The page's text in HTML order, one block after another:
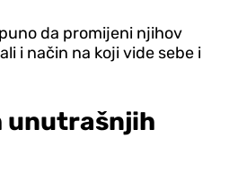
da promijeni njihov
i način na koji vide sebe i
unutrašnjih